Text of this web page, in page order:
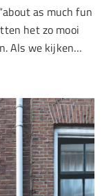
as much fun
het zo mooi
Als we kijken…